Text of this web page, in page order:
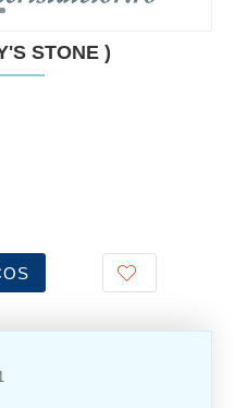
STONE )